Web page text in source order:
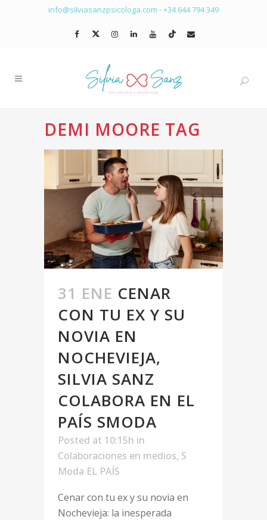
info@silviasanzpsicologa.com -+34 644 794 349
DEMI MOORE TAG
31 ENE CENAR
CON TU EX Y SU
NOVIA EN
NOCHEVIEJA,
SILVIA SANZ
COLABORA EN EL
PAÍS SMODA
Posted at 10:15h in
Colaboraciones en medios, S
Moda EL PAÍS
Cenar con tu ex y su novia en
Nochevieja: la inesperada